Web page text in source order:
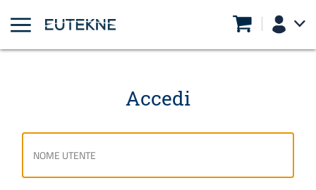
Accedi